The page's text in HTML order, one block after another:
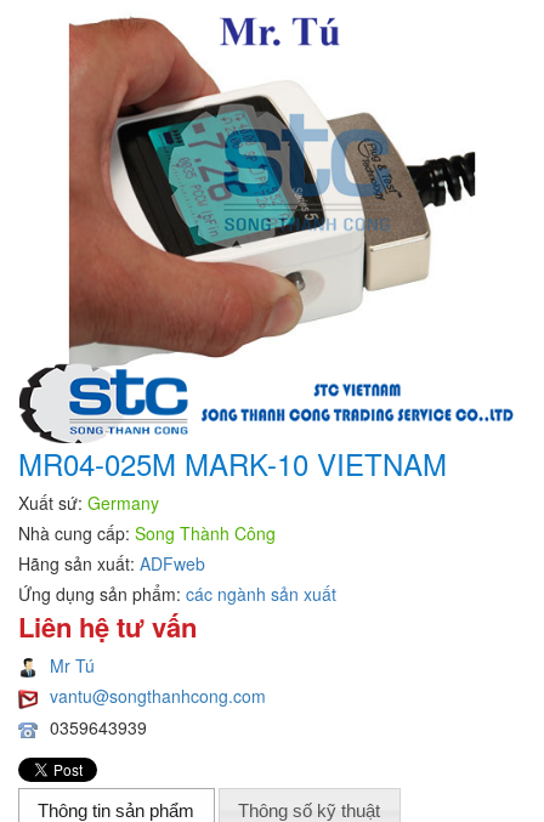
MR04-025M MARK-10 VIETNAM
Xuất sứ: Germany
Nhà cung cấp: Song Thành Công
Hãng sản xuất: ADFweb
Ứng dụng sản phẩm: các ngành sản xuất
Liên hệ tư vấn
Mr Tú
vantu@songthanhcong.com
0359643939
Thông tin sản phẩm Thông số kỹ thuật